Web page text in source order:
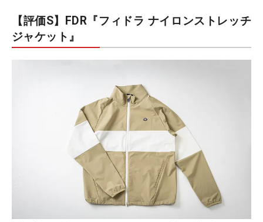
【評価S】FDR『フィドラ ナイロンストレッチ
ジャケット』